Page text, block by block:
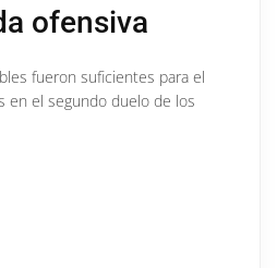
ofensiva
fueron suficientes para el
en el segundo duelo de los